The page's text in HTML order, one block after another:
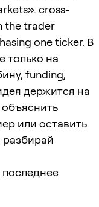
cross-
the trader
one ticker. В
только на
funding,
держится на
или оставить